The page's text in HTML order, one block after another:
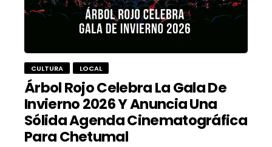
CULTURA LOCAL
Árbol Rojo Celebra La Gala De
Invierno 2026 Y Anuncia Una
Sólida Agenda Cinematográfica
Para Chetumal